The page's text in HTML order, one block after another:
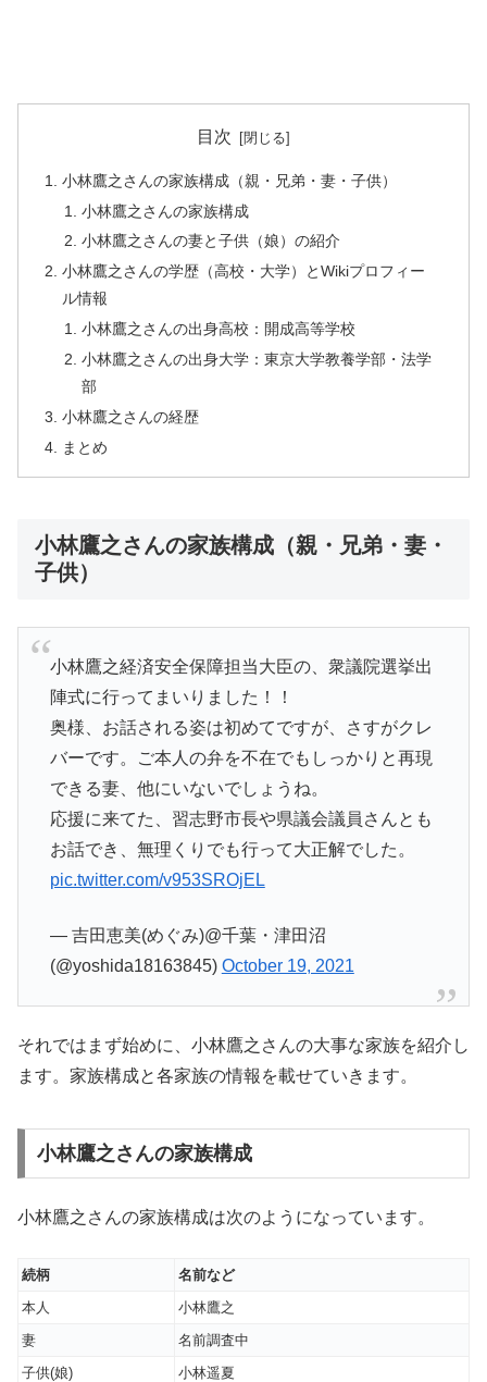
目次
小林鷹之さんの家族構成（親・兄弟・妻・子供）
小林鷹之さんの家族構成
小林鷹之さんの妻と子供（娘）の紹介
小林鷹之さんの学歴（高校・大学）とWikiプロフィー
ル情報
小林鷹之さんの出身高校：開成高等学校
小林鷹之さんの出身大学：東京大学教養学部・法学
部
小林鷹之さんの経歴
まとめ
小林鷹之さんの家族構成（親・兄弟・妻・
子供）
小林鷹之経済安全保障担当大臣の、衆議院選挙出
陣式に行ってまいりました！！
奥様、お話される姿は初めてですが、さすがクレ
バーです。ご本人の弁を不在でもしっかりと再現
できる妻、他にいないでしょうね。
応援に来てた、習志野市長や県議会議員さんとも
お話でき、無理くりでも行って大正解でした。
pic.twitter.com/v953SROjEL
— 吉田恵美(めぐみ)@千葉・津田沼
(@yoshida18163845) October 19, 2021
それではまず始めに、小林鷹之さんの大事な家族を紹介し
ます。家族構成と各家族の情報を載せていきます。
小林鷹之さんの家族構成
小林鷹之さんの家族構成は次のようになっています。
続柄
名前など
本人
小林鷹之
妻
名前調査中
子供(娘)
小林遥夏